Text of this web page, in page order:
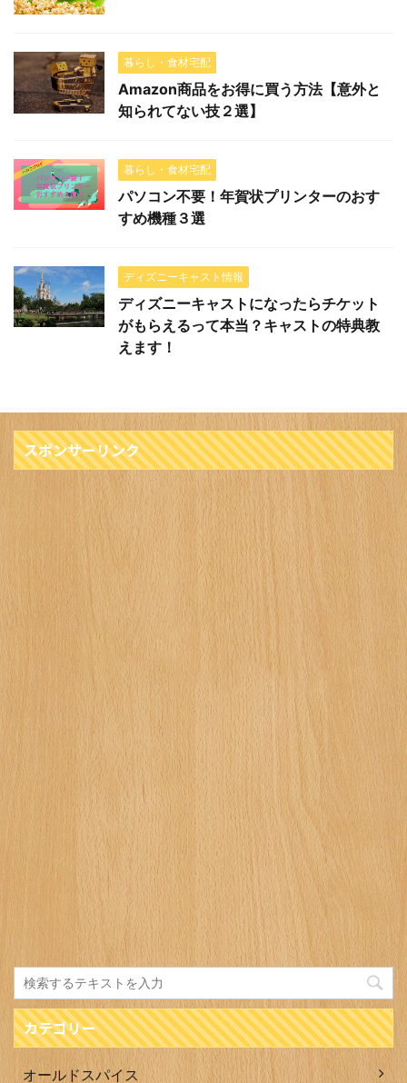
暮らし・食材宅配
Amazon商品をお得に買う方法【意外と
知られてない技２選】
暮らし・食材宅配
パソコン不要！年賀状プリンターのおす
すめ機種３選
ディズニーキャスト情報
ディズニーキャストになったらチケット
がもらえるって本当？キャストの特典教
えます！
スポンサーリンク
カテゴリー
オールドスパイス